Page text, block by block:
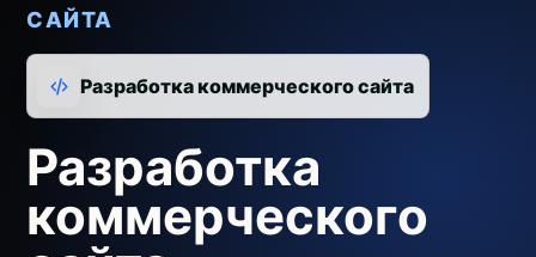
САЙТА
Разработка коммерческого сайта
Разработка
коммерческого